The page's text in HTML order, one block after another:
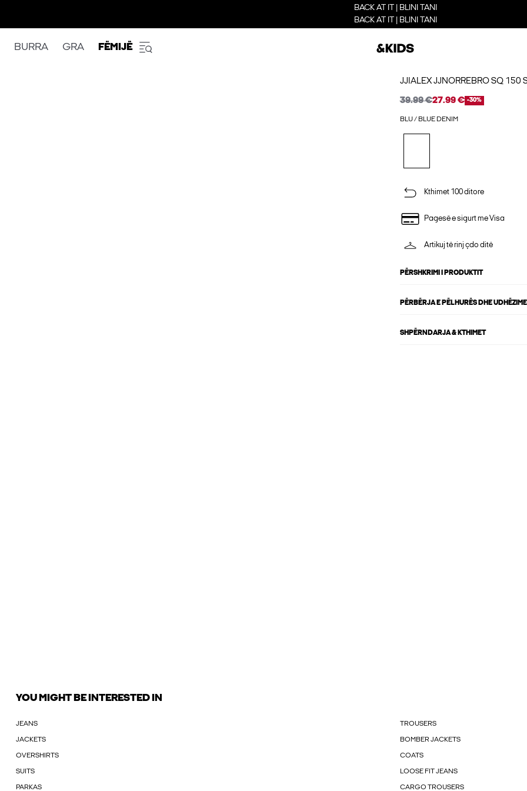
BACK AT IT | BLINI TANI
BACK AT IT | BLINI TANI
BURRA GRA FËMIJË
JJIALEX JJNORREBRO SQ 150
39.99 €27.99 € -30%
BLU / BLUE DENIM
Kthimet 100 ditore
Pagesë e sigurt me Visa
Artikuj të rinj çdo ditë
PËRSHKRIMI I PRODUKTIT
PËRBËRJA E PËLHURËS DHE
SHPËRNDARJA & KTHIMET
YOU MIGHT BE INTERESTED IN
JEANS TROUSERS
JACKETS BOMBER JACKETS
OVERSHIRTS COATS
SUITS LOOSE FIT JEANS
PARKAS CARGO TROUSERS